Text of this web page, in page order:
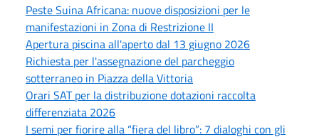
Peste Suina Africana: nuove disposizioni per le
manifestazioni in Zona di Restrizione II
Apertura piscina all'aperto dal 13 giugno 2026
Richiesta per l'assegnazione del parcheggio
sotterraneo in Piazza della Vittoria
Orari SAT per la distribuzione dotazioni raccolta
differenziata 2026
I semi per fiorire alla “fiera del libro”: 7 dialoghi con gli